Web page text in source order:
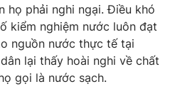
họ phải nghi ngại. Điều khó
kiểm nghiệm nước luôn đạt
nguồn nước thực tế tại
lại thấy hoài nghi về chất
gọi là nước sạch.